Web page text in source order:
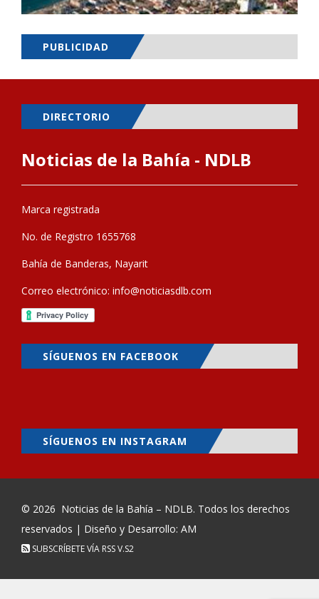
PUBLICIDAD
DIRECTORIO
Noticias de la Bahía - NDLB
Marca registrada
No. de Registro 1655768
Bahía de Banderas, Nayarit
Correo electrónico: info@noticiasdlb.com
SÍGUENOS EN FACEBOOK
SÍGUENOS EN INSTAGRAM
© 2026 Noticias de la Bahía – NDLB. Todos los derechos
reservados | Diseño y Desarrollo: AM
SUBSCRÍBETE VÍA RSSV.S2